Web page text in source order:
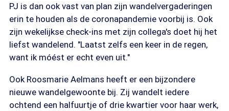
PJ is dan ook vast van plan zijn wandelvergaderingen
erin te houden als de coronapandemie voorbij is. Ook
zijn wekelijkse check-ins met zijn collega's doet hij het
liefst wandelend. "Laatst zelfs een keer in de regen,
want ik móést er echt even uit."
Ook Roosmarie Aelmans heeft er een bijzondere
nieuwe wandelgewoonte bij. Zij wandelt iedere
ochtend een halfuurtje of drie kwartier voor haar werk,